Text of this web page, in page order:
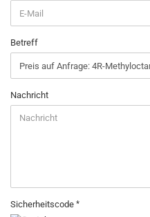
Betreff
Nachricht
Sicherheitscode